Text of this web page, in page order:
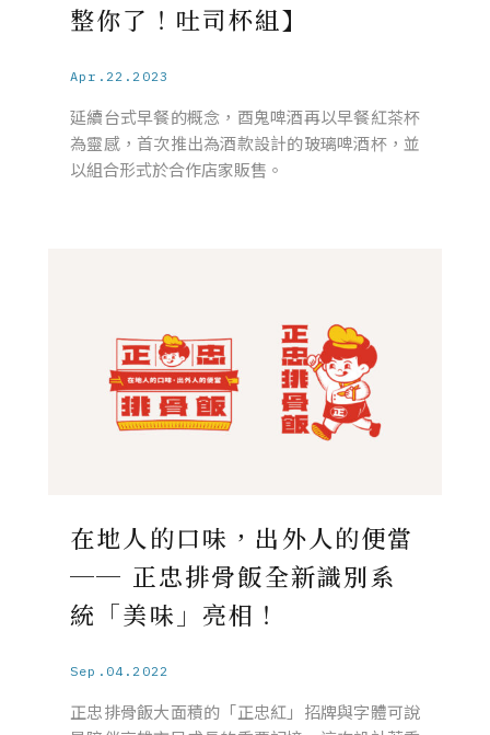
整你了！吐司杯組】
Apr.22.2023
延續台式早餐的概念，酉鬼啤酒再以早餐紅茶杯
為靈感，首次推出為酒款設計的玻璃啤酒杯，並
以組合形式於合作店家販售。
在地人的口味，出外人的便當
── 正忠排骨飯全新識別系
統「美味」亮相！
Sep.04.2022
正忠排骨飯大面積的「正忠紅」招牌與字體可說